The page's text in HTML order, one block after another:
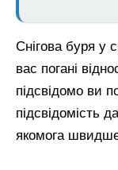
Снігова буря у
вас погані
підсвідомо ви
підсвідомість
якомога